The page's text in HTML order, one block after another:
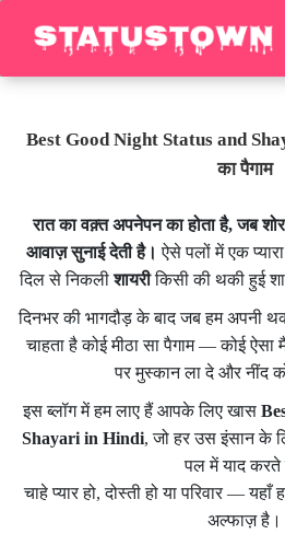
Best Good Night Status and
का पैगाम
रात का वक़्त अपनेपन का होता है, जब
आवाज़ सुनाई देती है। ऐसे पलों में एक
दिल से निकलीशायरीकिसी की थकी हुई
दिनभर की भागदौड़ के बाद जब हम अपनी
चाहता है कोई मीठा सा पैगाम — कोई
पर मुस्कान ला दे और नींद
इस ब्लॉग में हम लाए हैं आपके लिए खास
Shayari in Hindi, जो हर उस इंसान के
पल में याद करते
चाहे प्यार हो, दोस्ती हो या परिवार —
अल्फाज़ है।